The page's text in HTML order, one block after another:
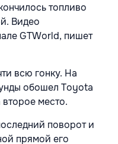
топливо
Видео
GTWorld, пишет
всю гонку. На
обошел Toyota
второе место.
поворот и
прямой его